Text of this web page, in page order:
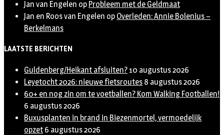
Jan van Engelen op Probleem met de Geldmaat
Jan en Roos van Engelen op Overleden: Annie Bolenius –
Berkelmans
LAATSTE BERICHTEN
Guldenberg/Heikant afsluiten?10 augustus 2026
Leyetocht 2026: nieuwe fietsroutes 8 augustus 2026
60+ en nog zin om te voetballen? Kom Walking Footballen!
6 augustus 2026
Buxusplanten in brand in Biezenmortel, vermoedelijk
opzet 6 augustus 2026